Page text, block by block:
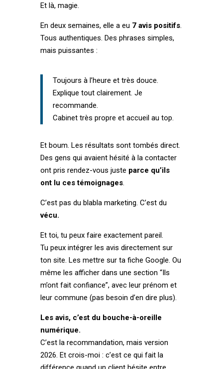
Et là, magie.
En deux semaines, elle a eu 7 avis positifs.
Tous authentiques. Des phrases simples,
mais puissantes :
Toujours à l’heure et très douce.
Explique tout clairement. Je
recommande.
Cabinet très propre et accueil au top.
Et boum. Les résultats sont tombés direct.
Des gens qui avaient hésité à la contacter
ont pris rendez-vous juste parce qu’ils
ont lu ces témoignages.
C’est pas du blabla marketing. C’est du
vécu.
Et toi, tu peux faire exactement pareil.
Tu peux intégrer les avis directement sur
ton site. Les mettre sur ta fiche Google. Ou
même les afficher dans une section “Ils
m’ont fait confiance”, avec leur prénom et
leur commune (pas besoin d’en dire plus).
Les avis, c’est du bouche-à-oreille
numérique.
C’est la recommandation, mais version
2026. Et crois-moi : c’est ce qui fait la